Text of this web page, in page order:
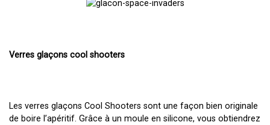
Verres glaçons cool shooters
Les verres glaçons Cool Shooters sont une façon bien originale
de boire l’apéritif. Grâce à un moule en silicone, vous obtiendrez